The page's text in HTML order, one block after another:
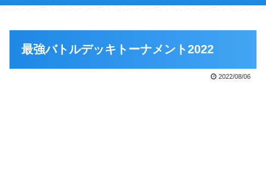
最強バトルデッキトーナメント2022
2022/08/06